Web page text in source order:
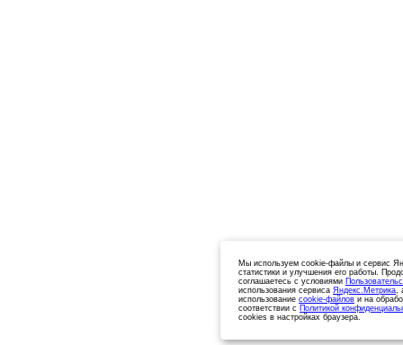
Мы используем cookie-файлы и сервис
статистики и улучшения его работы.
соглашаетесь с условиями
использования сервиса Яндекс.Метрика,
использование cookie-файлов и на
соответствии с Политикой
cookies в настройках браузера.